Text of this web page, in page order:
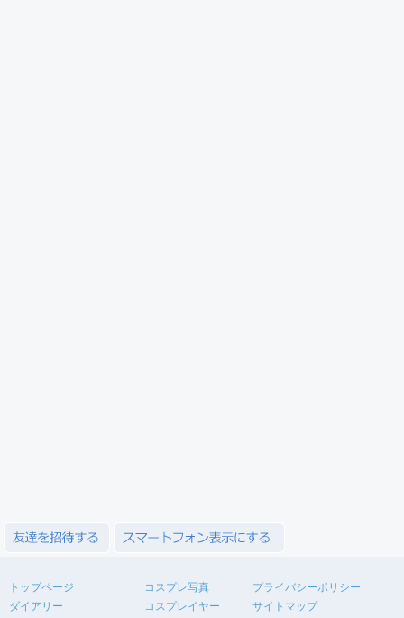
トップページ
ダイアリー
コスプレ写真
コスプレイヤー
プライバシーポリシー
サイトマップ